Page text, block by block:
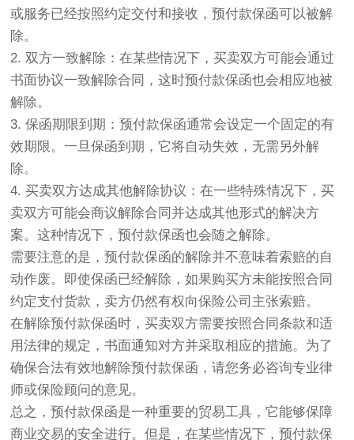
或服务已经按照约定交付和接收，预付款保函可以被解
除。
2. 双方一致解除：在某些情况下，买卖双方可能会通过
书面协议一致解除合同，这时预付款保函也会相应地被
解除。
3. 保函期限到期：预付款保函通常会设定一个固定的有
效期限。一旦保函到期，它将自动失效，无需另外解
除。
4. 买卖双方达成其他解除协议：在一些特殊情况下，买
卖双方可能会商议解除合同并达成其他形式的解决方
案。这种情况下，预付款保函也会随之解除。
需要注意的是，预付款保函的解除并不意味着索赔的自
动作废。 即使保函已经解除，如果购买方未能按照合同
约定支付货款，卖方仍然有权向保险公司主张索赔。
在解除预付款保函时，买卖双方需要按照合同条款和适
用法律的规定，书面通知对方并采取相应的措施。为了
确保合法有效地解除预付款保函，请您务必咨询专业律
师或保险顾问的意见。
总之，预付款保函是一种重要的贸易工具，它能够保障
商业交易的安全进行。但是，在某些情况下，预付款保